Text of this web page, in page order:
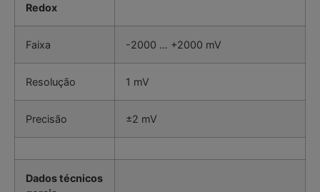
Redox
Faixa -2000 … +2000 mV
Resolução 1 mV
Precisão ±2 mV
Dados técnicos